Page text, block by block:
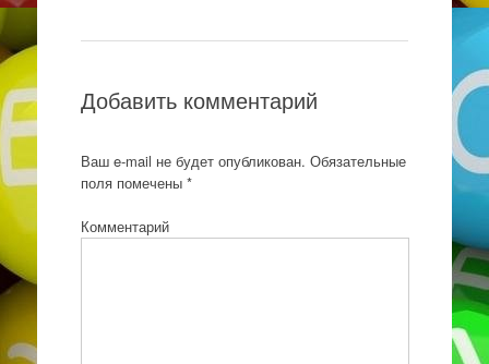
Добавить комментарий
Ваш e-mail не будет опубликован. Обязательные
поля помечены *
Комментарий